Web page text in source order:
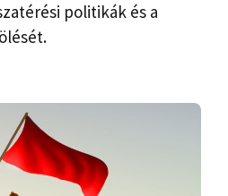
politikák és a